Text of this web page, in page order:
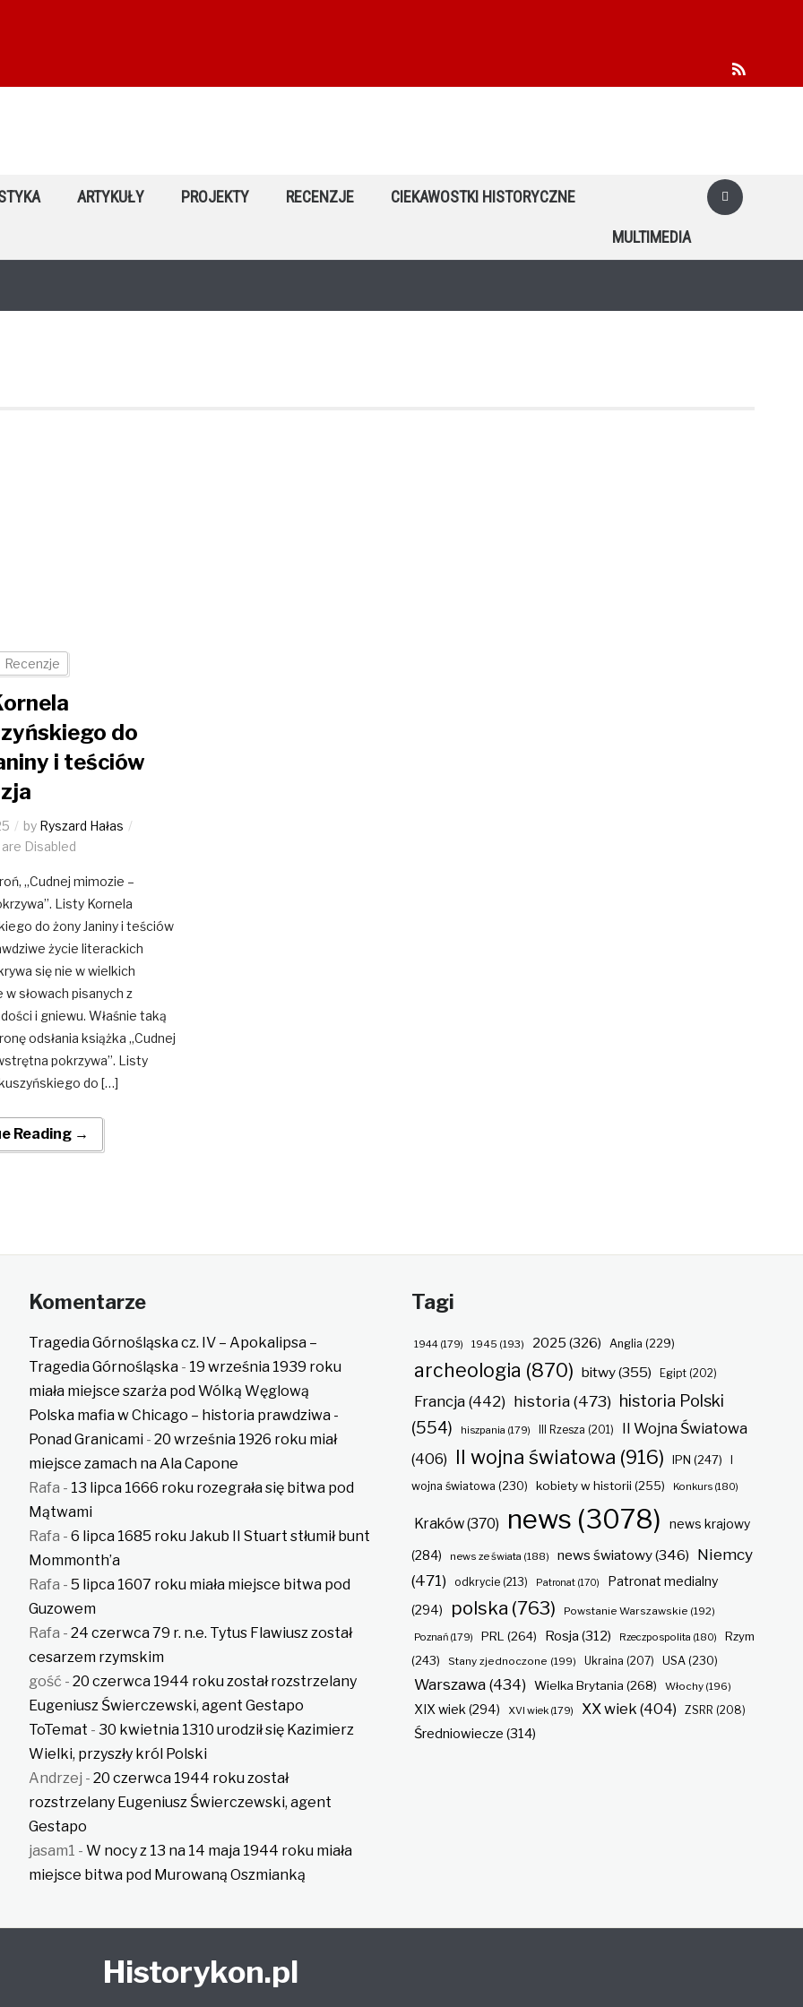
rss
ARTYKUŁY PROJEKTY RECENZJE CIEKAWOSTKI HISTORYCZNE
MULTIMEDIA
Recenzje
do
i teściów
by Ryszard Hałas
Disabled
„Cudnej mimozie –
Listy Kornela
do żony Janiny i teściów
życie literackich
się nie w wielkich
w słowach pisanych z
i gniewu. Właśnie taką
odsłania książka „Cudnej
pokrzywa”. Listy
do […]
Reading →
Komentarze
Tragedia Górnośląska cz. IV – Apokalipsa –
Tragedia Górnośląska - 19 września 1939 roku
miała miejsce szarża pod Wólką Węglową
Polska mafia w Chicago – historia prawdziwa -
Ponad Granicami -20 września 1926 roku miał
miejsce zamach na Ala Capone
Rafa - 13 lipca 1666 roku rozegrała się bitwa pod
Mątwami
Rafa -6 lipca 1685 roku Jakub II Stuart stłumił bunt
Mommonth’a
Rafa -5 lipca 1607 roku miała miejsce bitwa pod
Guzowem
Rafa -24 czerwca 79 r. n.e. Tytus Flawiusz został
cesarzem rzymskim
gość -20 czerwca 1944 roku został rozstrzelany
Eugeniusz Świerczewski, agent Gestapo
ToTemat -30 kwietnia 1310 urodził się Kazimierz
Wielki, przyszły król Polski
Andrzej -20 czerwca 1944 roku został
rozstrzelany Eugeniusz Świerczewski, agent
Gestapo
jasam1 -W nocy z 13 na 14 maja 1944 roku miała
miejsce bitwa pod Murowaną Oszmianką
Tagi
1944(179) 1945 (193) 2025 (326) Anglia (229)
archeologia (870) bitwy(355) Egipt(202)
Francja(442) historia(473) historia Polski
(554)
hiszpania (179) III Rzesza (201)
II Wojna Światowa
(406) II wojna światowa (916) IPN (247)
wojna światowa (230) kobiety w historii (255) Konkurs(180)
Kraków(370) news (3078) news krajowy
(284) news ze świata (188) news światowy(346) Niemcy
(471)
odkrycie(213) Patronat(170)
Patronat medialny
(294)
polska (763) Powstanie Warszawskie (192)
Poznań(179) PRL (264) Rosja (312) Rzeczpospolita (180)
Rzym
(243)
Stany zjednoczone (199) Ukraina (207) USA(230)
Warszawa(434) Wielka Brytania (268) Włochy(196)
XIX wiek (294) XVI wiek(179) XX wiek (404) ZSRR (208)
Średniowiecze (314)
Historykon.pl